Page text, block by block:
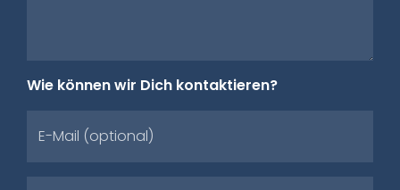
Wie können wir Dich kontaktieren?
E-Mail (optional)